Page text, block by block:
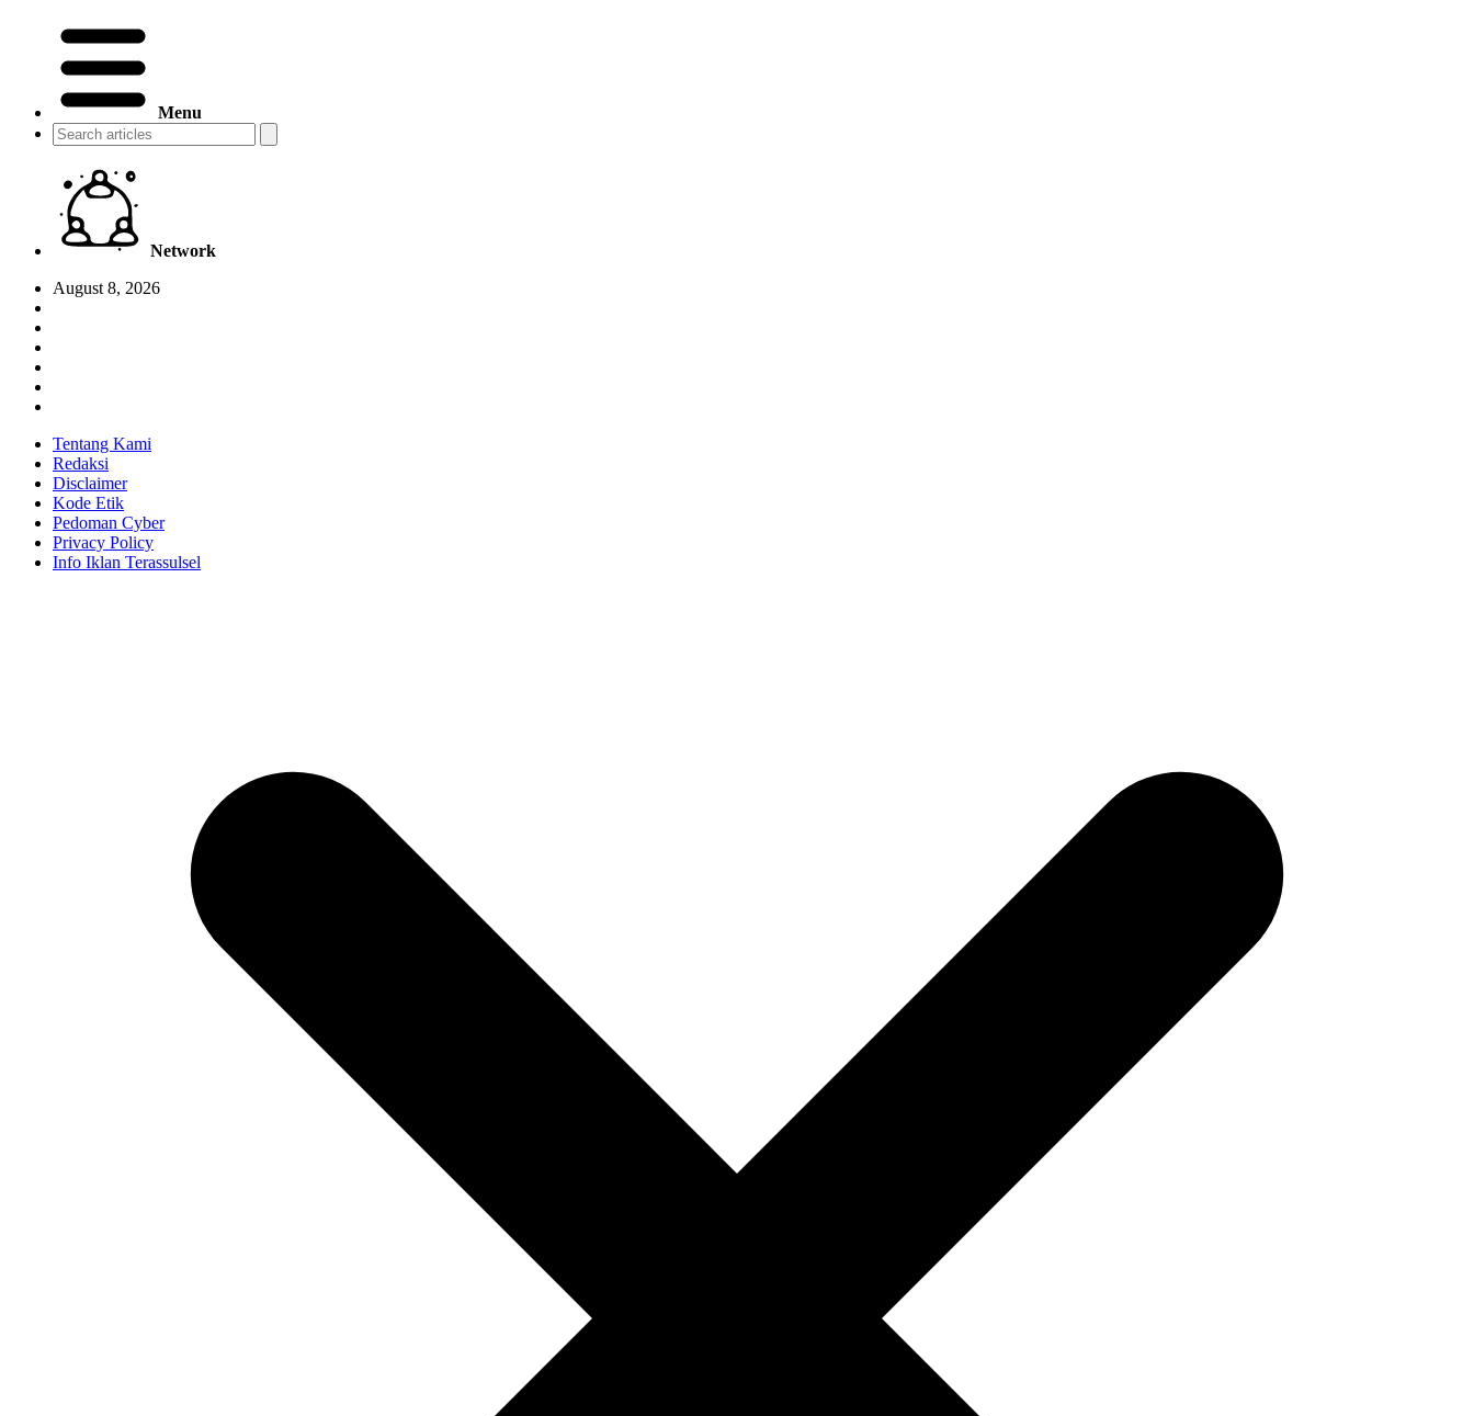
Menu
Network
August 8, 2026
Tentang Kami
Redaksi
Disclaimer
Kode Etik
Pedoman Cyber
Privacy Policy
Info Iklan Terassulsel